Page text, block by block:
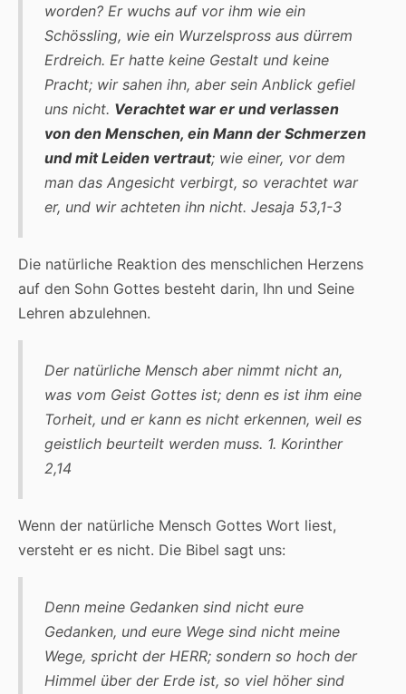
worden? Er wuchs auf vor ihm wie ein
Schössling, wie ein Wurzelspross aus dürrem
Erdreich. Er hatte keine Gestalt und keine
Pracht; wir sahen ihn, aber sein Anblick gefiel
uns nicht. Verachtet war er und verlassen
von den Menschen, ein Mann der Schmerzen
und mit Leiden vertraut; wie einer, vor dem
man das Angesicht verbirgt, so verachtet war
er, und wir achteten ihn nicht. Jesaja 53,1-3
Die natürliche Reaktion des menschlichen Herzens
auf den Sohn Gottes besteht darin, Ihn und Seine
Lehren abzulehnen.
Der natürliche Mensch aber nimmt nicht an,
was vom Geist Gottes ist; denn es ist ihm eine
Torheit, und er kann es nicht erkennen, weil es
geistlich beurteilt werden muss. 1. Korinther
2,14
Wenn der natürliche Mensch Gottes Wort liest,
versteht er es nicht. Die Bibel sagt uns:
Denn meine Gedanken sind nicht eure
Gedanken, und eure Wege sind nicht meine
Wege, spricht der HERR; sondern so hoch der
Himmel über der Erde ist, so viel höher sind